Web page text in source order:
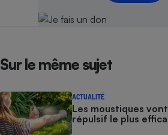
Sur le même sujet
ACTUALITÉ
Les moustiques
répulsif le plus